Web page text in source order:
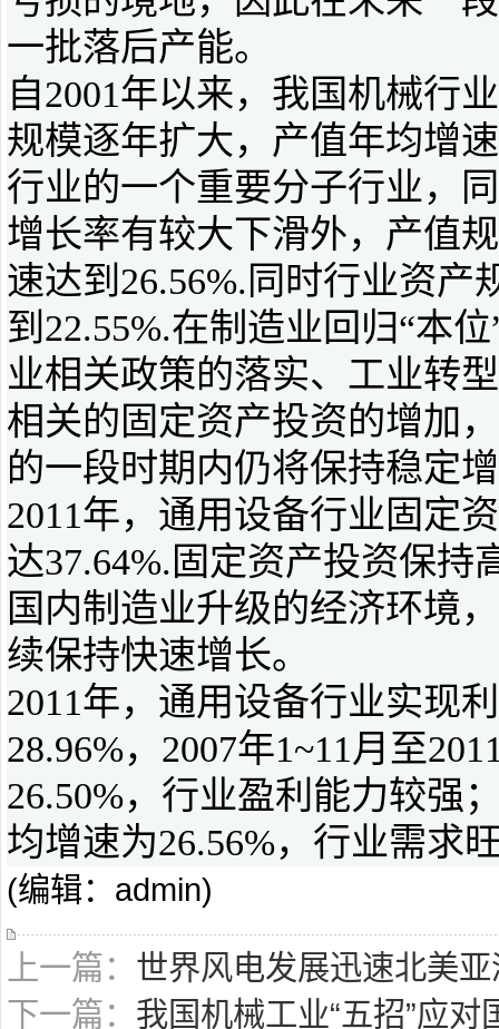
一批落后产能。
自2001年以来，我国机械行
规模逐年扩大，产值年均增
行业的一个重要分子行业，
增长率有较大下滑外，产值
速达到26.56%.同时行业资
到22.55%.在制造业回归“本
业相关政策的落实、工业转
相关的固定资产投资的增加
的一段时期内仍将保持稳定
2011年，通用设备行业固定
达37.64%.固定资产投资保
国内制造业升级的经济环境
续保持快速增长。
2011年，通用设备行业实现
28.96%，2007年1~11月至
26.50%，行业盈利能力较强
均增速为26.56%，行业需求
(编辑：admin)
上一篇： 世界风电发展迅速北美
下一篇： 我国机械工业“五招”应对